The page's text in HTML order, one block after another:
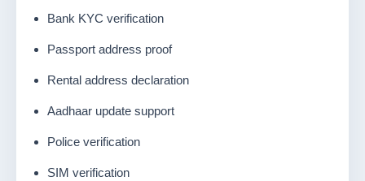
Bank KYC verification
Passport address proof
Rental address declaration
Aadhaar update support
Police verification
SIM verification